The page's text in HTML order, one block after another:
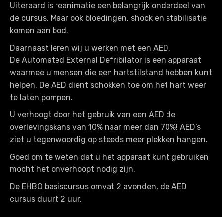
Uiteraard is reanimatie een belangrijk onderdeel van
de cursus. Maar ook bloedingen, shock en stabilisatie
komen aan bod.
Daarnaast leren wij u werken met een AED.
De Automated External Defribilator is een apparaat
waarmee u mensen die een hartstilstand hebben kunt
helpen. De AED dient schokken toe om het hart weer
te laten pompen.
U verhoogt door het gebruik van een AED de
overlevingskans van 10% naar meer dan 70%! AED’s
ziet u tegenwoordig op steeds meer plekken hangen.
Goed om te weten dat u het apparaat kunt gebruiken
mocht het onverhoopt nodig zijn.
De EHBO basiscursus omvat 2 avonden, de AED
cursus duurt 2 uur.